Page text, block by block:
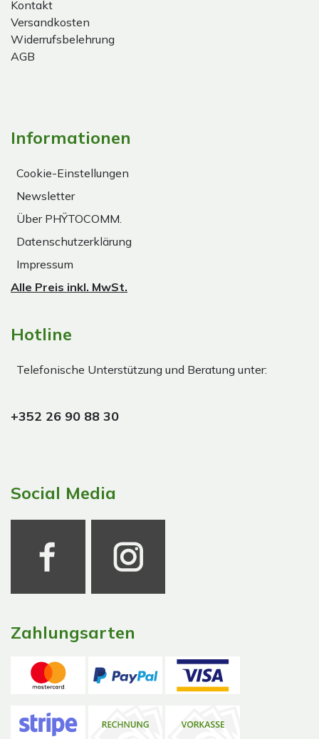
Kontakt
Versandkosten
Widerrufsbelehrung
AGB
Informationen
Cookie-Einstellungen
Newsletter
Über PHŸTOCOMM.
Datenschutzerklärung
Impressum
Alle Preis inkl. MwSt.
Hotline
Telefonische Unterstützung und Beratung unter:
+352 26 90 88 30
Social Media
Zahlungsarten